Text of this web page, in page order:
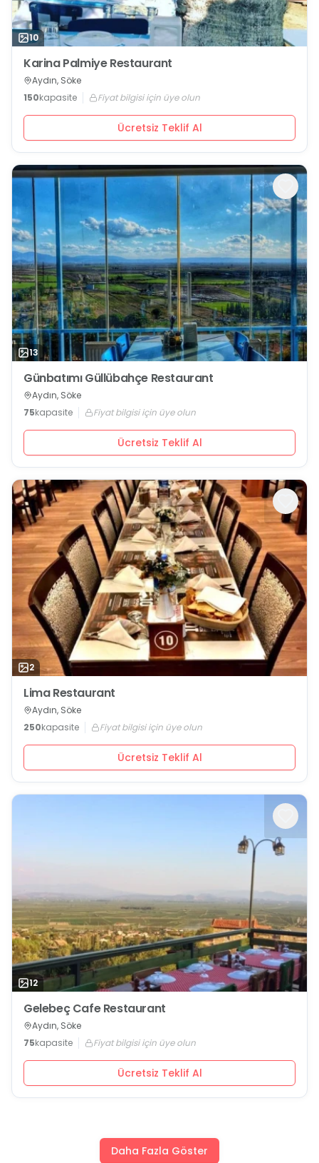
10
Karina Palmiye Restaurant
Aydın, Söke
150kapasite Fiyat bilgisi için üye olun
Ücretsiz Teklif Al
13
Günbatımı Güllübahçe Restaurant
Aydın, Söke
75kapasite Fiyat bilgisi için üye olun
Ücretsiz Teklif Al
2
Lima Restaurant
Aydın, Söke
250kapasite Fiyat bilgisi için üye olun
Ücretsiz Teklif Al
12
Gelebeç Cafe Restaurant
Aydın, Söke
75kapasite Fiyat bilgisi için üye olun
Ücretsiz Teklif Al
Daha Fazla Göster